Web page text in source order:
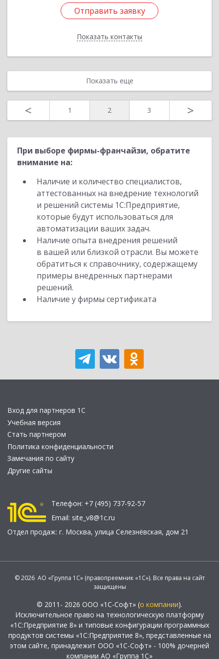
Отправить заявку
Показать контакты
Отправить заявку
Назад
Показать еще
< 1 2 3 >
При выборе фирмы-франчайзи, обратите
внимание на:
Наличие и количество специалистов,
аттестованных на внедрение технологий
и решений системы 1С:Предприятие,
которые будут использоваться для
автоматизации ваших задач.
Наличие опыта внедрения решений
в вашей или близкой отрасли. Вы можете
обратиться к справочнику, содержащему
примеры внедренных партнерами
решений.
Наличие у фирмы сертификата
Вход для партнеров 1С
Учебная версия
Стать партнером
Политика конфиденциальности
Замечания по сайту
Другие сайты
Телефон: +7 (495) 737-92-57
Email: site_v8@1c.ru
Отдел продаж: г. Москва, улица Селезнёвская, дом 21
© 2026 АО «Группа 1С» (правопреемник «1С»). Все права на сайт
защищены
© 2011- 2026 ООО «1С-Софт» (о компании).
Исключительное право на технологическую платформу
«1С:Предприятие 8» и типовые конфигурации программных
продуктов системы «1С:Предприятие 8», представленные на
этом сайте, принадлежит ООО «1С-Софт» - 100% дочерней
компании АО «Группа 1С»